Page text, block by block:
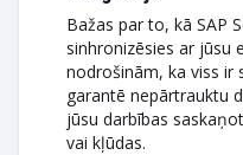
Bažas par to, kā SAP
sinhronizēsies ar jūsu
nodrošinām, ka viss ir
garantē nepārtrauktu
jūsu darbības
vai kļūdas.